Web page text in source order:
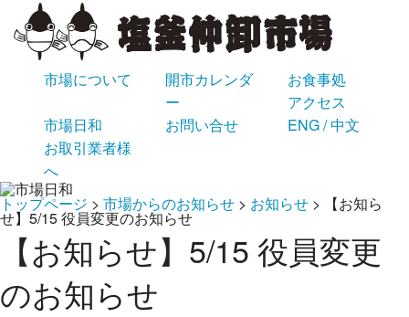
市場について
開市カレンダ
ー
お食事処
アクセス
市場日和
お問い合せ
ENG / 中文
お取引業者様
へ
トップページ > 市場からのお知らせ > お知らせ > 【お知ら
せ】5/15 役員変更のお知らせ
【お知らせ】5/15 役員変更
のお知らせ